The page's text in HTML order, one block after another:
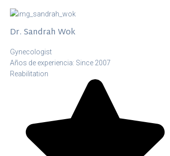
Dr. Sandrah Wok
Gynecologist
Años de experiencia: Since 2007
Reabilitation